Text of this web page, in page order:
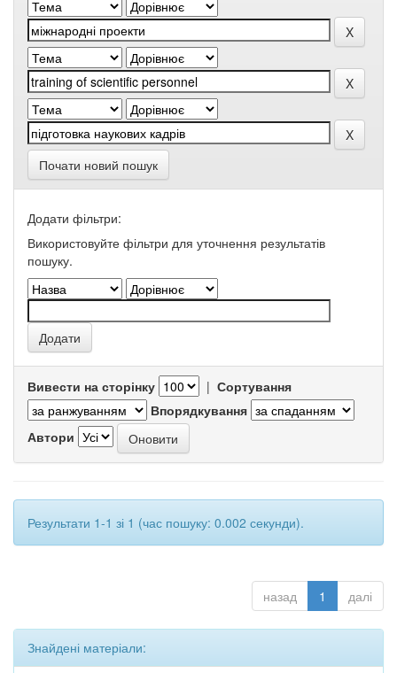
Почати новий пошук
Додати фільтри:
Використовуйте фільтри для уточнення результатів
пошуку.
Вивести на сторінку | Сортування
Впорядкування
Автори
Результати 1-1 зі 1 (час пошуку: 0.002 секунди).
назад 1 далі
Знайдені матеріали: